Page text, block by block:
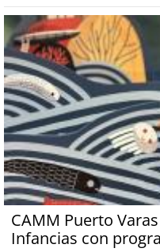
CAMM Puerto
Infancias con